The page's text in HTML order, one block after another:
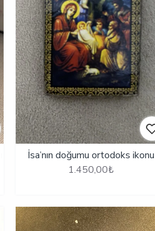
İsa’nın doğumu ortodoks ikonu
1.450,00₺